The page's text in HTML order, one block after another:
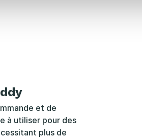
et de
à utiliser pour des
plus de